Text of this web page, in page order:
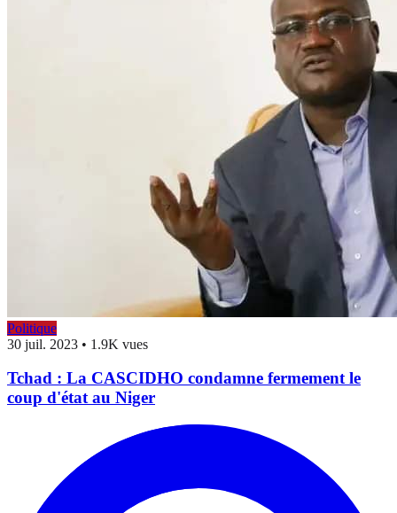
Politique
30 juil. 2023 • 1.9K vues
Tchad : La CASCIDHO condamne fermement le
coup d'état au Niger